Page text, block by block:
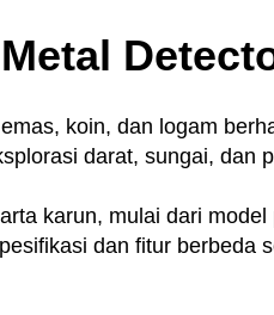
koin, dan logam
darat, sungai, dan
karun, mulai dari
dan fitur berbeda